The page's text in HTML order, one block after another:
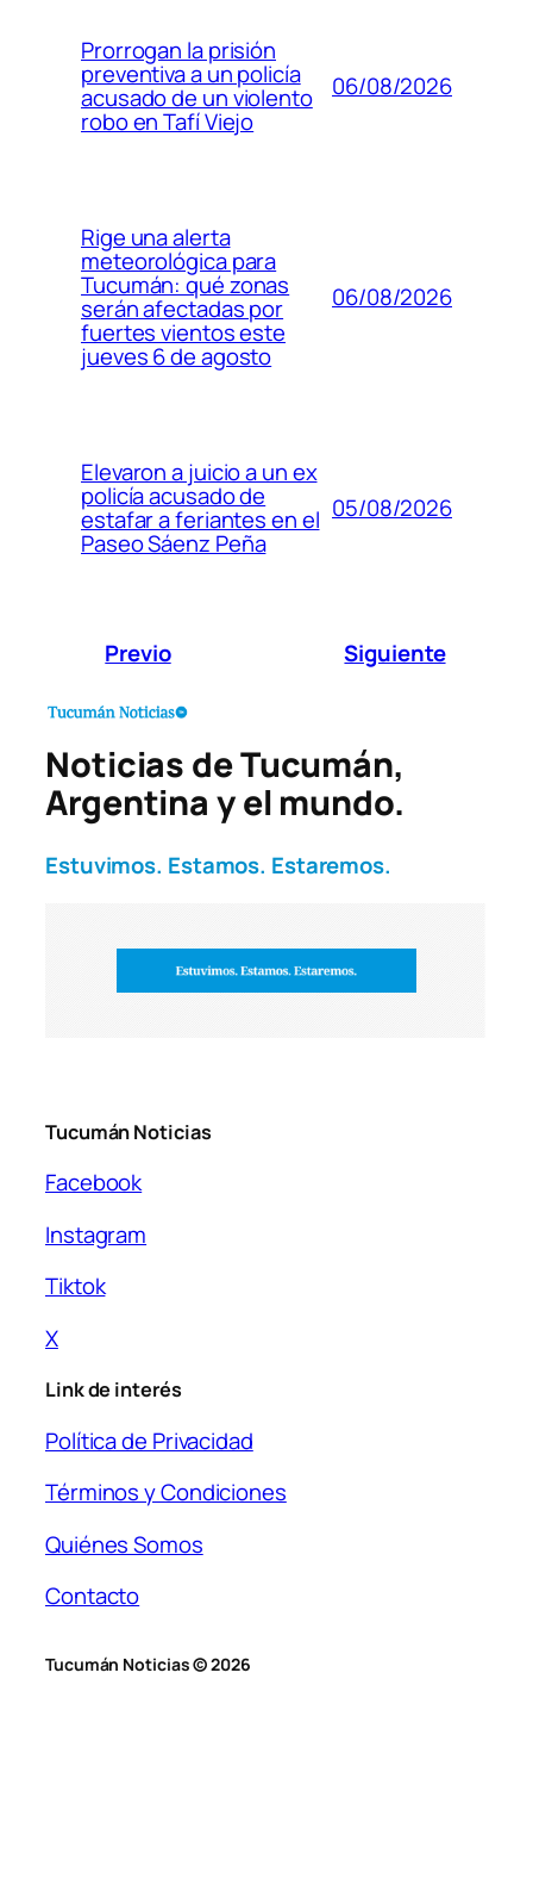
Prorrogan la prisión
preventiva a un policía
acusado de un violento
robo en Tafí Viejo
06/08/2026
Rige una alerta
meteorológica para
Tucumán: qué zonas
serán afectadas por
fuertes vientos este
jueves 6 de agosto
06/08/2026
Elevaron a juicio a un ex
policía acusado de
estafar a feriantes en el
Paseo Sáenz Peña
05/08/2026
Previo Siguiente
Noticias de Tucumán,
Argentina y el mundo.
Estuvimos. Estamos. Estaremos.
Tucumán Noticias
Facebook
Instagram
Tiktok
X
Link de interés
Política de Privacidad
Términos y Condiciones
Quiénes Somos
Contacto
Tucumán Noticias © 2026